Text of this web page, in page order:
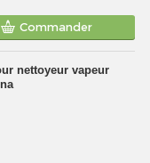
Commander
nettoyeur vapeur